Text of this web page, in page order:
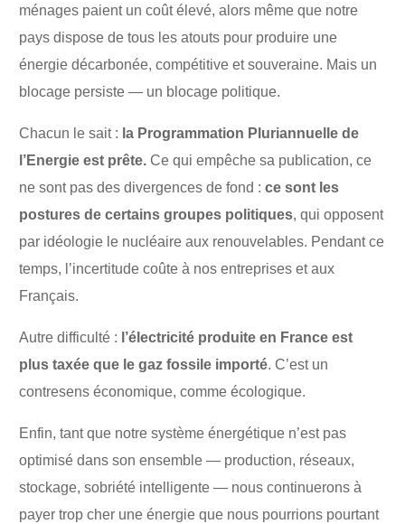
ménages paient un coût élevé, alors même que notre
pays dispose de tous les atouts pour produire une
énergie décarbonée, compétitive et souveraine. Mais un
blocage persiste — un blocage politique.
Chacun le sait : la Programmation Pluriannuelle de
l’Energie est prête. Ce qui empêche sa publication, ce
ne sont pas des divergences de fond :ce sont les
postures de certains groupes politiques, qui opposent
par idéologie le nucléaire aux renouvelables. Pendant ce
temps, l’incertitude coûte à nos entreprises et aux
Français.
Autre difficulté : l’électricité produite en Franceest
plus taxée que le gaz fossile importé. C’est un
contresens économique, comme écologique.
Enfin, tant que notre système énergétique n’est pas
optimisé dans son ensemble — production, réseaux,
stockage, sobriété intelligente — nous continuerons à
payer trop cher une énergie que nous pourrions pourtant